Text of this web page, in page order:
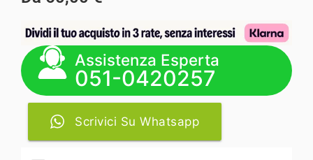
Assistenza Esperta
051-0420257
Scrivici Su Whatsapp